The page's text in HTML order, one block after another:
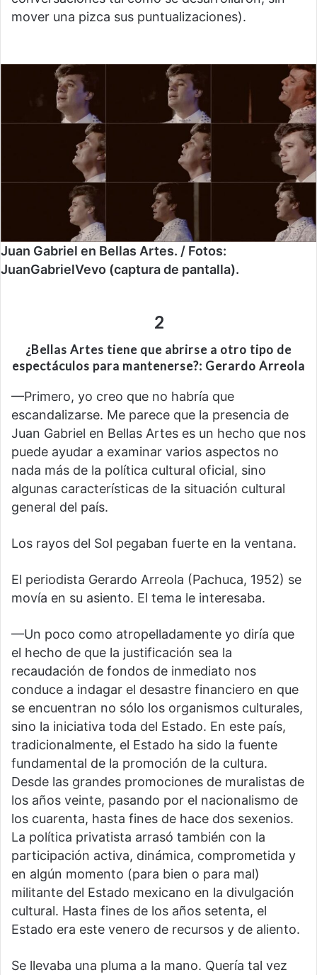
mover una pizca sus puntualizaciones).
Juan Gabriel en Bellas Artes. / Fotos:
JuanGabrielVevo (captura de pantalla).
2
¿Bellas Artes tiene que abrirse a otro tipo de
espectáculos para mantenerse?: Gerardo Arreola
—Primero, yo creo que no habría que
escandalizarse. Me parece que la presencia de
Juan Gabriel en Bellas Artes es un hecho que nos
puede ayudar a examinar varios aspectos no
nada más de la política cultural oficial, sino
algunas características de la situación cultural
general del país.
Los rayos del Sol pegaban fuerte en la ventana.
El periodista Gerardo Arreola (Pachuca, 1952) se
movía en su asiento. El tema le interesaba.
—Un poco como atropelladamente yo diría que
el hecho de que la justificación sea la
recaudación de fondos de inmediato nos
conduce a indagar el desastre financiero en que
se encuentran no sólo los organismos culturales,
sino la iniciativa toda del Estado. En este país,
tradicionalmente, el Estado ha sido la fuente
fundamental de la promoción de la cultura.
Desde las grandes promociones de muralistas de
los años veinte, pasando por el nacionalismo de
los cuarenta, hasta fines de hace dos sexenios.
La política privatista arrasó también con la
participación activa, dinámica, comprometida y
en algún momento (para bien o para mal)
militante del Estado mexicano en la divulgación
cultural. Hasta fines de los años setenta, el
Estado era este venero de recursos y de aliento.
Se llevaba una pluma a la mano. Quería tal vez